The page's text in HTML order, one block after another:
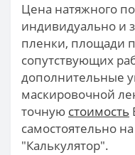
Цена натяжного
индивидуально и
пленки, площади
сопутствующих
дополнительные
маскировочной
точную стоимость
самостоятельно
"Калькулятор".